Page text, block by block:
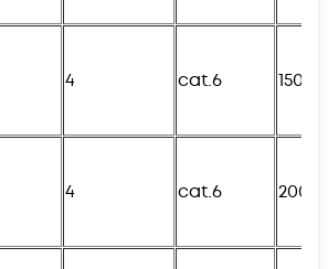
4 cat.6 150см
4 cat.6